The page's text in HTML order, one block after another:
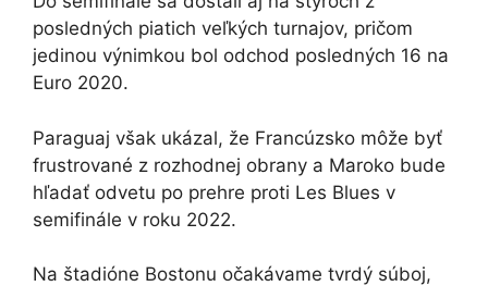
posledných piatich veľkých turnajov, pričom
jedinou výnimkou bol odchod posledných 16 na
Euro 2020.
Paraguaj však ukázal, že Francúzsko môže byť
frustrované z rozhodnej obrany a Maroko bude
hľadať odvetu po prehre proti Les Blues v
semifinále v roku 2022.
Na štadióne Bostonu očakávame tvrdý súboj,